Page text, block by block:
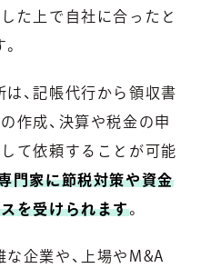
た上で自社に合ったと
、記帳代行から領収書
作成、決算や税金の申
て依頼することが可能
門家に節税対策や資金
を受けられます。
企業や、上場やM&A